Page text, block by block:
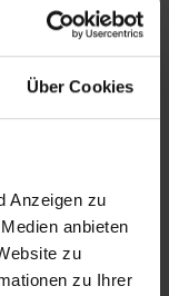
Über Cookies
Anzeigen zu
anbieten
zu
zu Ihrer